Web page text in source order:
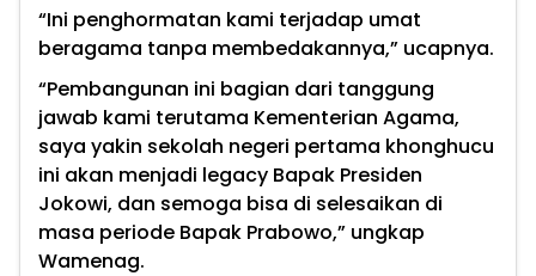
“Ini penghormatan kami terjadap umat
beragama tanpa membedakannya,” ucapnya.
“Pembangunan ini bagian dari tanggung
jawab kami terutama Kementerian Agama,
saya yakin sekolah negeri pertama khonghucu
ini akan menjadi legacy Bapak Presiden
Jokowi, dan semoga bisa di selesaikan di
masa periode Bapak Prabowo,” ungkap
Wamenag.